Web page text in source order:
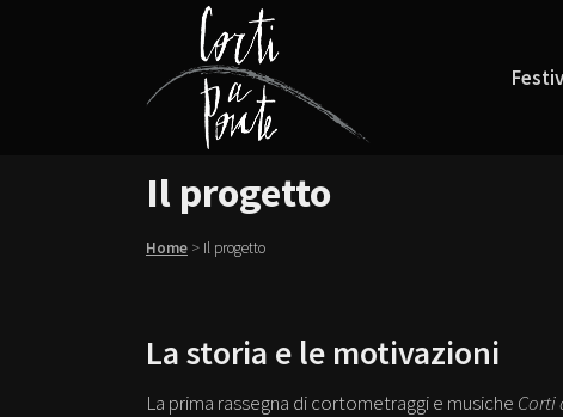
Il progetto
Home > Il progetto
La storia e le motivazioni
La prima rassegna di cortometraggi e musiche Corti